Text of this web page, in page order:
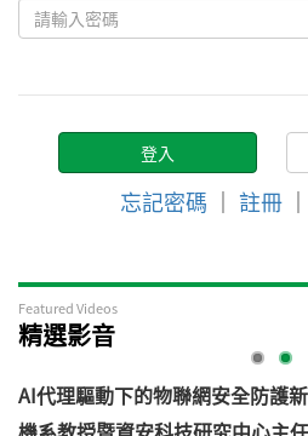
忘記密碼 ｜ 註冊 ｜
Featured Videos
精選影音
全防護新思維 — 國立臺灣大學電